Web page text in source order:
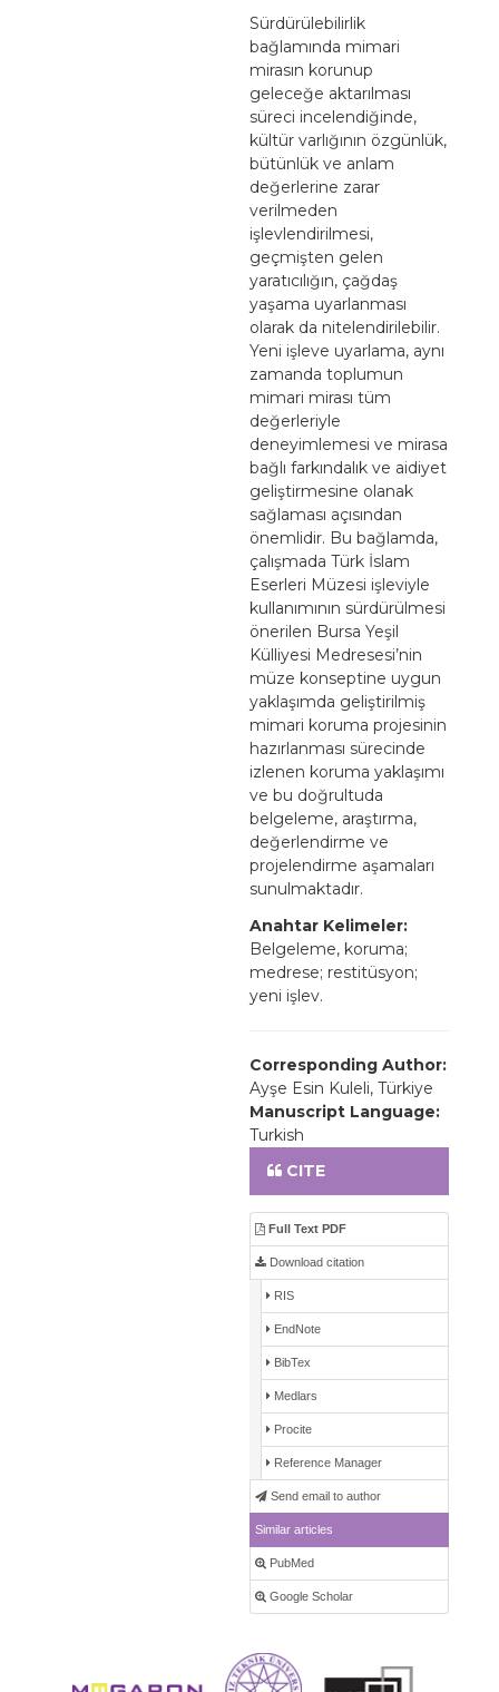
Sürdürülebilirlik
bağlamında mimari
mirasın korunup
geleceğe aktarılması
süreci incelendiğinde,
kültür varlığının özgünlük,
bütünlük ve anlam
değerlerine zarar
verilmeden
işlevlendirilmesi,
geçmişten gelen
yaratıcılığın, çağdaş
yaşama uyarlanması
olarak da nitelendirilebilir.
Yeni işleve uyarlama, aynı
zamanda toplumun
mimari mirası tüm
değerleriyle
deneyimlemesi ve mirasa
bağlı farkındalık ve aidiyet
geliştirmesine olanak
sağlaması açısından
önemlidir. Bu bağlamda,
çalışmada Türk İslam
Eserleri Müzesi işleviyle
kullanımının sürdürülmesi
önerilen Bursa Yeşil
Külliyesi Medresesi’nin
müze konseptine uygun
yaklaşımda geliştirilmiş
mimari koruma projesinin
hazırlanması sürecinde
izlenen koruma yaklaşımı
ve bu doğrultuda
belgeleme, araştırma,
değerlendirme ve
projelendirme aşamaları
sunulmaktadır.
Anahtar Kelimeler:
Belgeleme, koruma;
medrese; restitüsyon;
yeni işlev.
Corresponding Author:
Ayşe Esin Kuleli, Türkiye
Manuscript Language:
Turkish
CITE
Full Text PDF
Download citation
RIS
EndNote
BibTex
Medlars
Procite
Reference Manager
Send email to author
Similar articles
PubMed
Google Scholar